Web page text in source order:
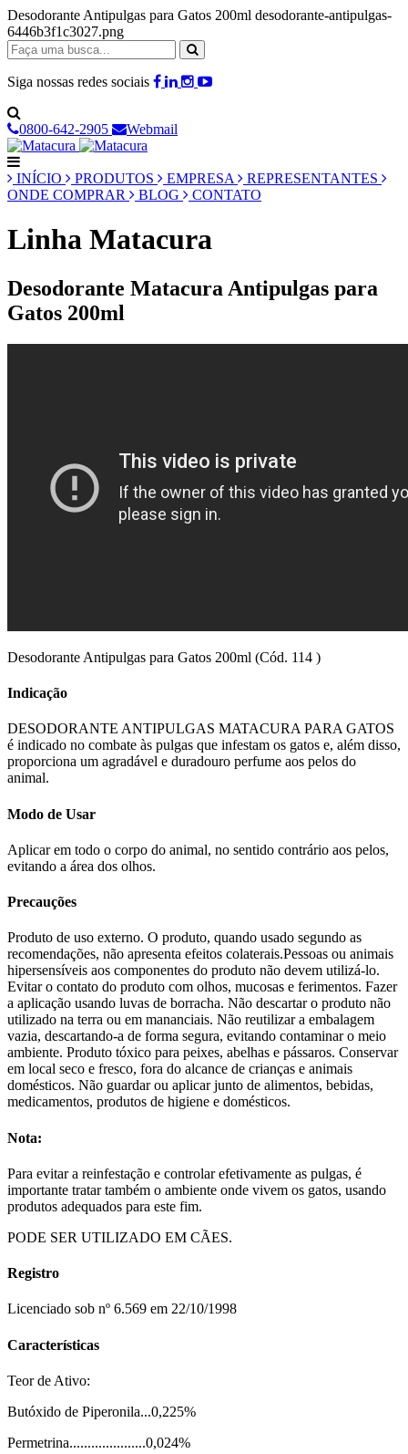
Desodorante Antipulgas para Gatos 200ml desodorante-antipulgas-
6446b3f1c3027.png
Siga nossas redes sociais
0800-642-2905 Webmail
INÍCIO PRODUTOS EMPRESA
REPRESENTANTES
ONDE COMPRAR
BLOG CONTATO
Linha Matacura
Desodorante Matacura Antipulgas para
Gatos 200ml
Desodorante Antipulgas para Gatos 200ml (Cód. 114 )
Indicação
DESODORANTE ANTIPULGAS MATACURA PARA GATOS
é indicado no combate às pulgas que infestam os gatos e, além disso,
proporciona um agradável e duradouro perfume aos pelos do
animal.
Modo de Usar
Aplicar em todo o corpo do animal, no sentido contrário aos pelos,
evitando a área dos olhos.
Precauções
Produto de uso externo. O produto, quando usado segundo as
recomendações, não apresenta efeitos colaterais.Pessoas ou animais
hipersensíveis aos componentes do produto não devem utilizá-lo.
Evitar o contato do produto com olhos, mucosas e ferimentos. Fazer
a aplicação usando luvas de borracha. Não descartar o produto não
utilizado na terra ou em mananciais. Não reutilizar a embalagem
vazia, descartando-a de forma segura, evitando contaminar o meio
ambiente. Produto tóxico para peixes, abelhas e pássaros. Conservar
em local seco e fresco, fora do alcance de crianças e animais
domésticos. Não guardar ou aplicar junto de alimentos, bebidas,
medicamentos, produtos de higiene e domésticos.
Nota:
Para evitar a reinfestação e controlar efetivamente as pulgas, é
importante tratar também o ambiente onde vivem os gatos, usando
produtos adequados para este fim.
PODE SER UTILIZADO EM CÃES.
Registro
Licenciado sob nº 6.569 em 22/10/1998
Características
Teor de Ativo:
Butóxido de Piperonila...0,225%
Permetrina.....................0,024%